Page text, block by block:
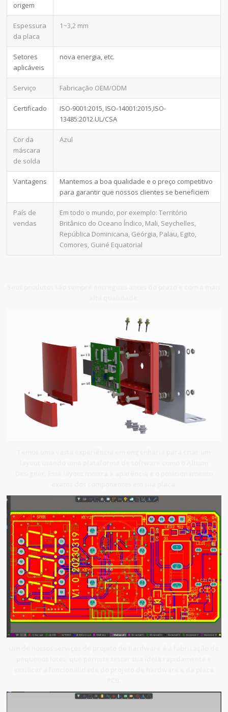
origem
Espessura
da placa
1~3,2 mm
Setores
aplicáveis
nova energia, etc.
Serviço Fabricação OEM/ODM
Certificado
ISO-9001:2015, ISO-14001:2015,ISO-
13485:2012.UL/CSA
Cor da
máscara
de solda
Azul
Vantagens
Mantemos a boa qualidade e o preço competitivo
para garantir que nossos clientes se beneficiem
País de
vendas
Em todo o mundo, por exemplo: Território
Britânico do Oceano Índico, Mali, Seychelles,
República Dominicana, Geórgia, Palau, Egito,
Comores, Guiné Equatorial